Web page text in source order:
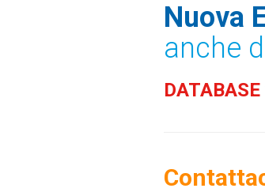
Nuova
anche
DATABASE